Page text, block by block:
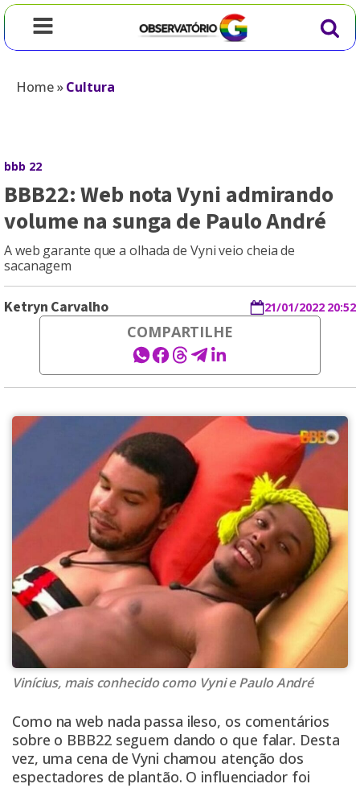
Home»Cultura
bbb 22
BBB22: Web nota Vyni admirando
volume na sunga de Paulo André
A web garante que a olhada de Vyni veio cheia de
sacanagem
Ketryn Carvalho 21/01/2022 20:52
COMPARTILHE
Vinícius, mais conhecido como Vyni e Paulo André
Como na web nada passa ileso, os comentários
sobre o BBB22 seguem dando o que falar. Desta
vez, uma cena de Vyni chamou atenção dos
espectadores de plantão. O influenciador foi